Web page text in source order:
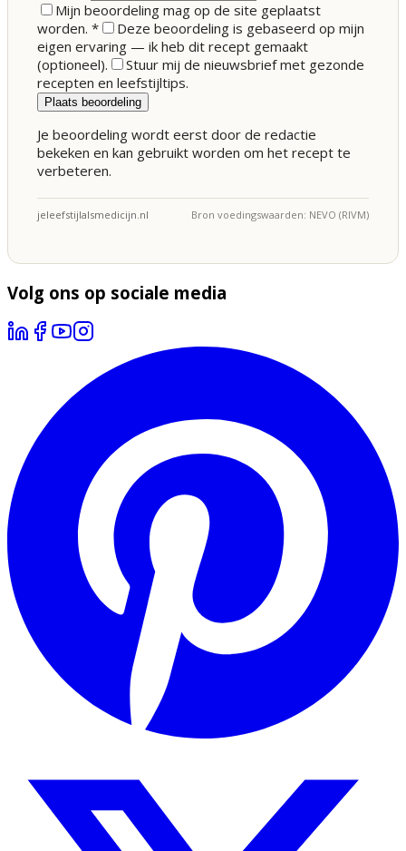
Mijn beoordeling mag op de site geplaatst
worden. *
Deze beoordeling is gebaseerd op mijn
eigen ervaring — ik heb dit recept gemaakt
(optioneel).
Stuur mij de nieuwsbrief met gezonde
recepten en leefstijltips.
Plaats beoordeling
Je beoordeling wordt eerst door de redactie
bekeken en kan gebruikt worden om het recept te
verbeteren.
jeleefstijlalsmedicijn.nl Bron voedingswaarden: NEVO (RIVM)
Volg ons op sociale media